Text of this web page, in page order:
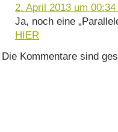
2. April 2013 um
Ja, noch eine
HIER
Die Kommentare sind